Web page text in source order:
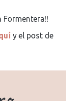
Formentera!!
y el post de